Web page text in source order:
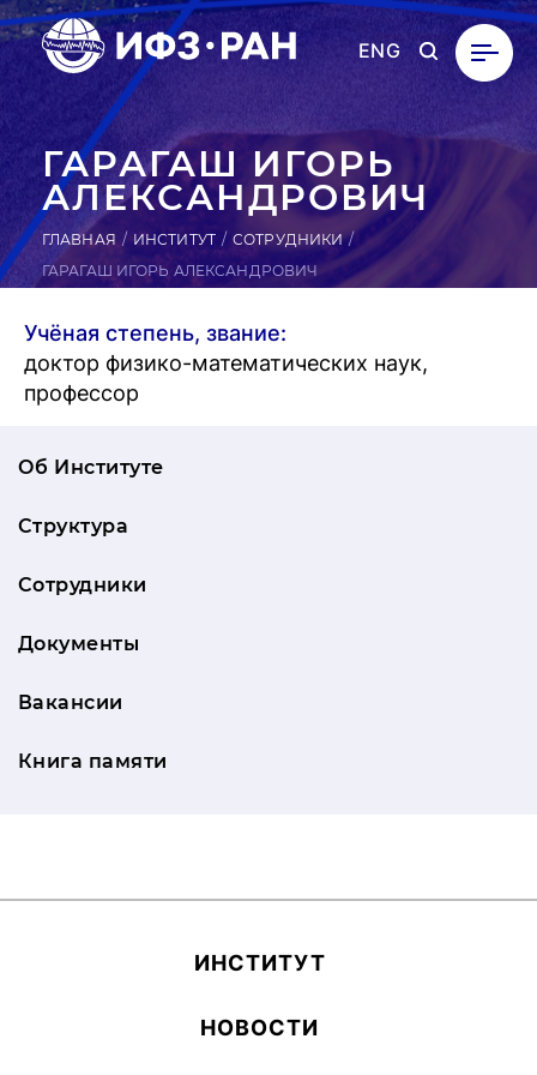
ENG
ГАРАГАШ ИГОРЬ
АЛЕК­САН­ДРО­ВИЧ
ГЛАВНАЯ ИНСТИТУТ
СОТРУДНИКИ
ГАРАГАШ ИГОРЬ АЛЕКСАНДРОВИЧ
Учёная степень, звание:
доктор физико-математических наук,
профессор
Об Институте
Структура
Сотрудники
Документы
Вакансии
Книга памяти
ИН­СТИ­ТУТ
НОВОСТИ